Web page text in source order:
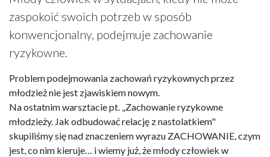
zaspokoić swoich potrzeb w sposób
konwencjonalny, podejmuje zachowanie
ryzykowne.
Problem podejmowania zachowań ryzykownych przez
młodzież nie jest zjawiskiem nowym.
Na ostatnim warsztacie pt. „Zachowanie ryzykowne
młodzieży. Jak odbudować relację z nastolatkiem"
skupiliśmy się nad znaczeniem wyrazu ZACHOWANIE, czym
jest, co nim kieruje… i wiemy już, że młody człowiek w